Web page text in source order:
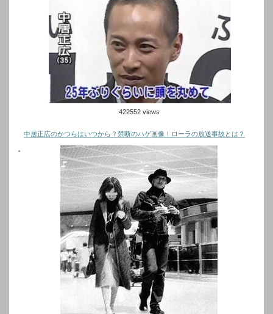
422552 views
中居正広のかつらはいつから？禁断のハゲ画像！ローラの放送事故とは？